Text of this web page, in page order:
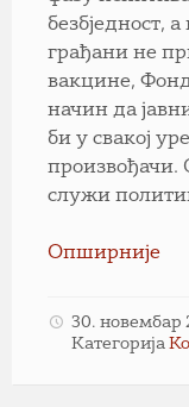
безбједност,
грађани не
вакцине,
начин да
би у свакој
произвођачи.
служи
Опширније
30. новембар
Категорија